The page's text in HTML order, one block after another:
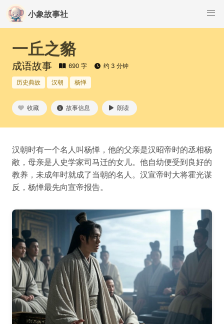
小象故事社
一丘之貉
成语故事 690 字 约 3 分钟
历史典故 汉朝 杨惮
收藏 故事信息 朗读
汉朝时有一个名人叫杨惮，他的父亲是汉昭帝时的丞相杨
敞，母亲是人史学家司马迁的女儿。他自幼便受到良好的
教养，未成年时就成了当朝的名人。汉宣帝时大将霍光谋
反，杨惮最先向宣帝报告。